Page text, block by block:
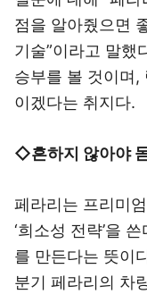
점을 알아줬으면
기술”이라고 말했
승부를 볼 것이며,
이겠다는 취지다.
◇흔하지 않아야
페라리는 프리미
‘희소성 전략’을
를 만든다는 뜻이
분기 페라리의 차